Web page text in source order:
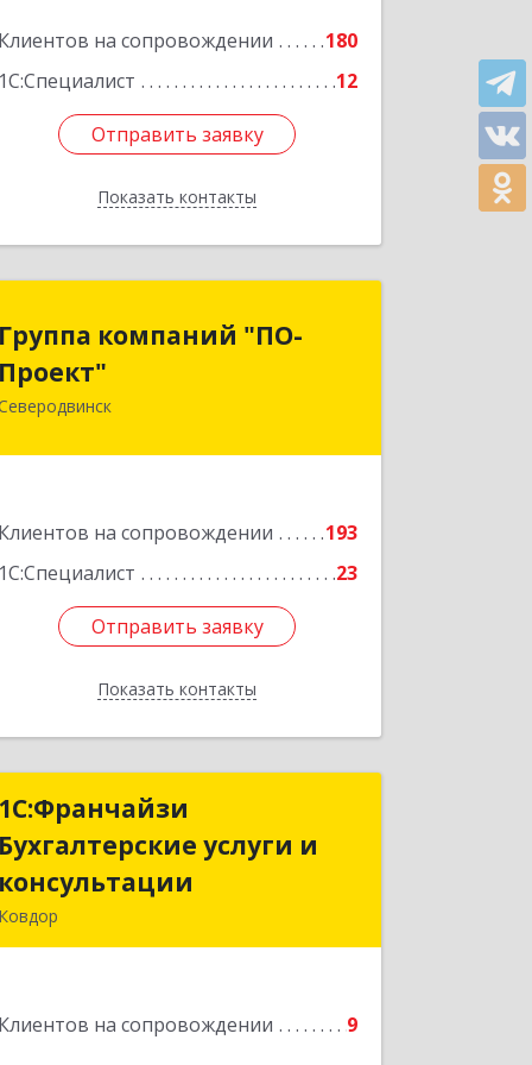
Клиентов на сопровождении
180
1С:Специалист
12
Отправить заявку
Показать контакты
Отправить заявку
Назад
Группа компаний "ПО-
Проект"
Клиентов на сопровождении
193
1С:Специалист
23
Отправить заявку
Показать контакты
Группа компаний "ПО-
Проект"
164500, Архангельская обл,
Подробнее
Отправить заявку
Назад
1С:Франчайзи
Бухгалтерские услуги и
консультации
Ковдор
Клиентов на сопровождении 9
1С:Франчайзи
Бухгалтерские услуги и
консультации